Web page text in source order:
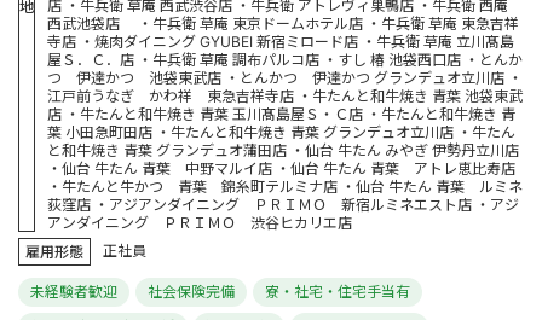
地
店 ・牛兵衛 草庵 西武渋谷店 ・牛兵衛 アトレヴィ巣鴨店 ・牛兵衛 西庵
西武池袋店 ・牛兵衛 草庵 東京ドームホテル店 ・牛兵衛 草庵 東急吉祥
寺店 ・焼肉ダイニング GYUBEI 新宿ミロード店 ・牛兵衛 草庵 立川髙島
屋Ｓ．Ｃ．店 ・牛兵衛 草庵 調布パルコ店 ・すし 椿 池袋西口店 ・とんか
つ 伊達かつ 池袋東武店 ・とんかつ 伊達かつ グランデュオ立川店 ・
江戸前うなぎ かわ祥 東急吉祥寺店 ・牛たんと和牛焼き 青葉 池袋東武
店 ・牛たんと和牛焼き 青葉 玉川髙島屋Ｓ・Ｃ店 ・牛たんと和牛焼き 青
葉 小田急町田店 ・牛たんと和牛焼き 青葉 グランデュオ立川店 ・牛たん
と和牛焼き 青葉 グランデュオ蒲田店 ・仙台 牛たん みやぎ 伊勢丹立川店
・仙台 牛たん 青葉 中野マルイ店 ・仙台 牛たん 青葉 アトレ恵比寿店
・牛たんと牛かつ 青葉 錦糸町テルミナ店 ・仙台 牛たん 青葉 ルミネ
荻窪店 ・アジアンダイニング ＰＲＩＭＯ 新宿ルミネエスト店 ・アジ
アンダイニング ＰＲＩＭＯ 渋谷ヒカリエ店
雇用形態
正社員
未経験者歓迎 社会保険完備
寮・社宅・住宅手当有